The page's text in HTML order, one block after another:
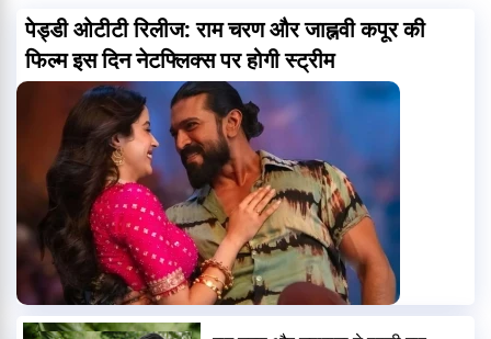
पेड्डी ओटीटी रिलीज: राम चरण और जाह्नवी कपूर की
फिल्म इस दिन नेटफ्लिक्स पर होगी स्ट्रीम